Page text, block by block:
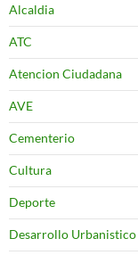
Alcaldia
ATC
Atencion Ciudadana
AVE
Cementerio
Cultura
Deporte
Desarrollo Urbanistico